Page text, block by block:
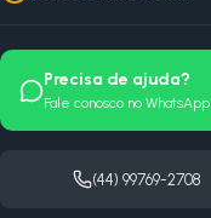
Precisa de ajuda?
Fale conosco no WhatsApp
(44) 99769-2708